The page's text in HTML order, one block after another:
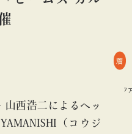
山西浩二によるヘッ
（コウジ
着
#フ